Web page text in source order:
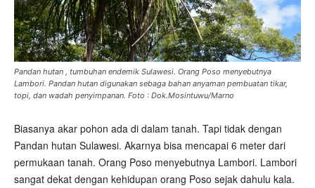
Pandan hutan , tumbuhan endemik Sulawesi. Orang Poso menyebutnya
Lambori. Pandan hutan digunakan sebaga bahan anyaman pembuatan tikar,
topi, dan wadah penyimpanan. Foto : Dok.Mosintuwu/Marno
Biasanya akar pohon ada di dalam tanah. Tapi tidak dengan
Pandan hutan Sulawesi. Akarnya bisa mencapai 6 meter dari
permukaan tanah. Orang Poso menyebutnya Lambori. Lambori
sangat dekat dengan kehidupan orang Poso sejak dahulu kala.